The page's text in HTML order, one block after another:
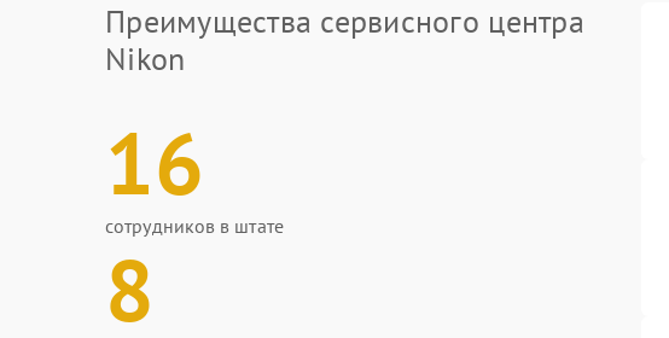
Преимущества сервисного центра
Nikon
16
сотрудников в штате
8